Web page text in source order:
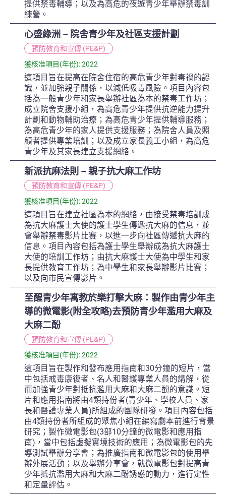
提供禁毒輔導；以及為高危的夜遊青少年舉辦禁毒訓
練營。
心盛綠洲 – 院舍青少年及社區支援計劃
預防教育和宣傳 (PE&P)
獲核准項目(年份): 2022
這項目旨在提高在院舍住宿的高危青少年對毒禍的認
識，並加強親子關係，以減低吸毒風險。項目內容包
括為一般青少年和家長舉辦社區為本的禁毒工作坊；
成立院舍支援小組，為高危青少年提供抗逆能力提升
計劃和動物輔助治療；為高危青少年提供輔導服務；
為高危青少年的家人提供支援服務；為院舍人員及照
顧者提供專業培訓；以及成立家長義工小組，為高危
青少年及其家長建立支援網絡。
新派抗麻法則 – 親子抗大麻工作坊
預防教育和宣傳 (PE&P)
獲核准項目(年份): 2022
這項目旨在建立社區為本的網絡，由接受禁毒培訓成
為抗大麻護士大使的護士學生傳遞抗大麻的信息，並
會舉辦禁毒影片比賽，以進一步向社區傳遞抗大麻的
信息。項目內容包括為護士學生舉辦成為抗大麻護士
大使的培訓工作坊；由抗大麻護士大使為中學生和家
長提供教育工作坊；為中學生和家長舉辦影片比賽；
以及向市民宣傳影片。
至醒青少年寓教於樂打擊大麻：製作由青少年主
導的微電影(附全攻略)去預防青少年濫用大麻及
大麻二酚
預防教育和宣傳 (PE&P)
獲核准項目(年份): 2022
這項目旨在製作和發布應用指南和30分鐘的短片，當
中包括戒毒康復者、名人和醫護專業人員的講解，從
而加強青少年對抵抗濫用大麻和大麻二酚的意識。短
片和應用指南將由4類持份者(青少年、學校人員、家
長和醫護專業人員)所組成的團隊研發。項目內容包括
由4類持份者所組成的聚焦小組在編寫劇本前進行背景
研究；製作微電影包(3部10分鐘的微電影和應用指
南)，當中包括虛擬實境技術的應用；為微電影包的先
導測試舉辦分享會；為推廣指南和微電影包的使用舉
辦外展活動；以及舉辦分享會，就微電影包對提高青
少年抵抗濫用大麻和大麻二酚誘惑的動力，進行定性
和定量評估。